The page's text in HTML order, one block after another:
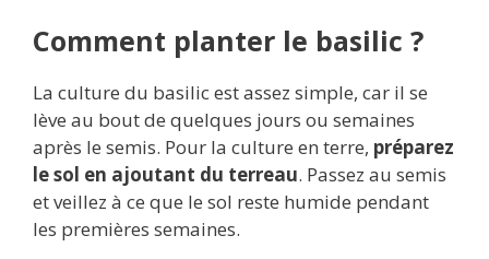
Comment planter le basilic ?
La culture du basilic est assez simple, car il se
lève au bout de quelques jours ou semaines
après le semis. Pour la culture en terre, préparez
le sol en ajoutant du terreau. Passez au semis
et veillez à ce que le sol reste humide pendant
les premières semaines.